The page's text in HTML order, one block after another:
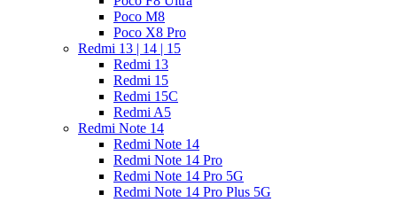
Poco M8
Poco X8 Pro
Redmi 13 | 14 | 15
Redmi 13
Redmi 15
Redmi 15C
Redmi A5
Redmi Note 14
Redmi Note 14
Redmi Note 14 Pro
Redmi Note 14 Pro 5G
Redmi Note 14 Pro Plus 5G